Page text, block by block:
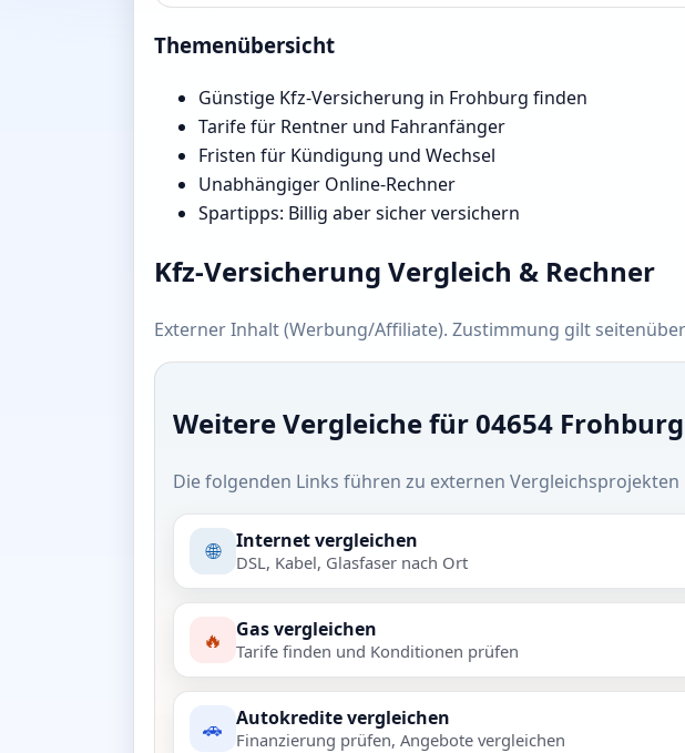
Themenübersicht
Günstige Kfz-Versicherung in Frohburg finden
Tarife für Rentner und Fahranfänger
Fristen für Kündigung und Wechsel
Unabhängiger Online-Rechner
Spartipps: Billig aber sicher versichern
Kfz-Versicherung Vergleich & Rechner
Externer Inhalt (Werbung/Affiliate). Zustimmung gilt
Weitere Vergleiche für 04654 Frohburg
Die folgenden Links führen zu externen
🌐 Internet vergleichen
DSL, Kabel, Glasfaser nach Ort
🔥 Gas vergleichen
Tarife finden und Konditionen prüfen
🚗 Autokredite vergleichen
Finanzierung prüfen, Angebote vergleichen